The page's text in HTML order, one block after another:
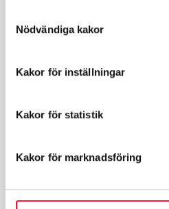
Nödvändiga kakor
Kakor för inställningar
Kakor för statistik
Kakor för marknadsföring
Gustav Gustafsson